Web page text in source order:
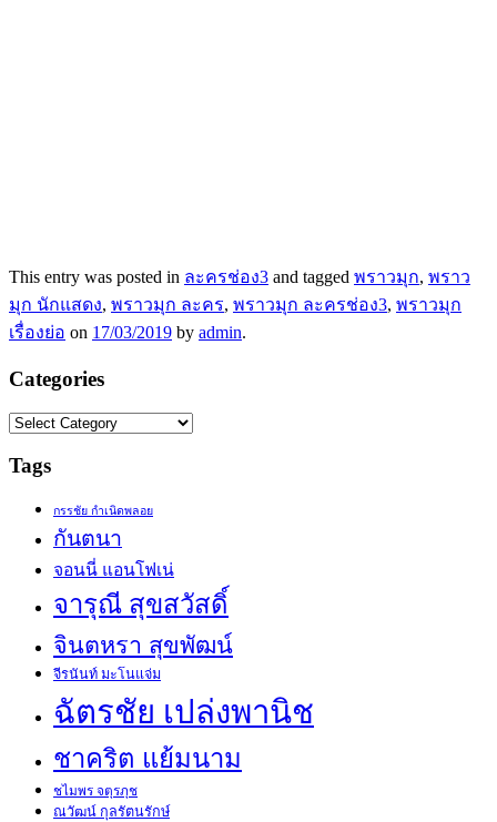
This entry was posted in ละครช่อง3 and tagged พราวมุก, พราว
มุก นักแสดง, พราวมุก ละคร, พราวมุก ละครช่อง3, พราวมุก
เรื่องย่อ on 17/03/2019 by admin.
Categories
Categories
Tags
กรรชัย กำเนิดพลอย
กันตนา
จอนนี่ แอนโฟเน่
จารุณี สุขสวัสดิ์
จินตหรา สุขพัฒน์
จีรนันท์ มะโนแจ่ม
ฉัตรชัย เปล่งพานิช
ชาคริต แย้มนาม
ชไมพร จตุรภุช
ณวัฒน์ กุลรัตนรักษ์